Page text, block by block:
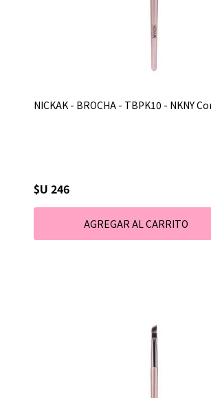
NICKAK - BROCHA - TBPK10 - NKNY
$U 246